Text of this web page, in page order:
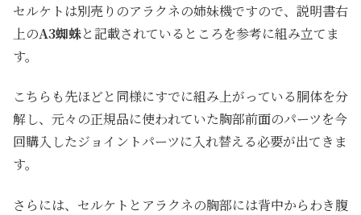
セルケトは別売りのアラクネの姉妹機ですので、説明書右
上のA3蜘蛛と記載されているところを参考に組み立てま
す。
こちらも先ほどと同様にすでに組み上がっている胴体を分
解し、元々の正規品に使われていた胸部前面のパーツを今
回購入したジョイントパーツに入れ替える必要が出てきま
す。
さらには、セルケトとアラクネの胸部には背中からわき腹